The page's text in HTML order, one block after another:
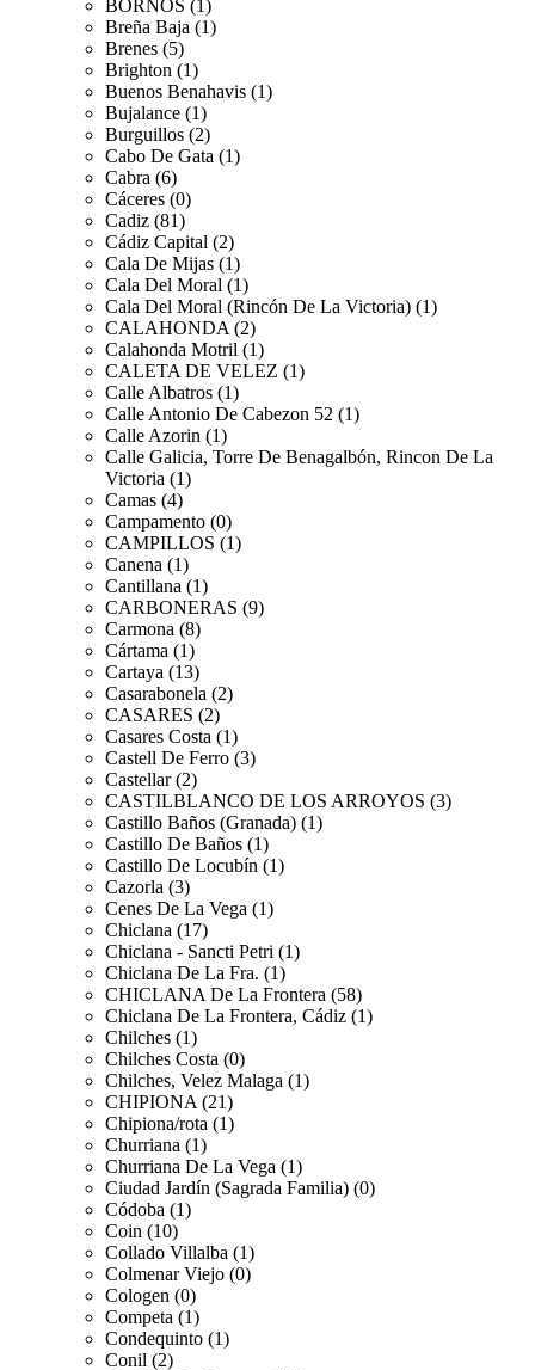
BORNOS (1)
Breña Baja (1)
Brenes (5)
Brighton (1)
Buenos Benahavis (1)
Bujalance (1)
Burguillos (2)
Cabo De Gata (1)
Cabra (6)
Cáceres (0)
Cadiz (81)
Cádiz Capital (2)
Cala De Mijas (1)
Cala Del Moral (1)
Cala Del Moral (Rincón De La Victoria) (1)
CALAHONDA (2)
Calahonda Motril (1)
CALETA DE VELEZ (1)
Calle Albatros (1)
Calle Antonio De Cabezon 52 (1)
Calle Azorin (1)
Calle Galicia, Torre De Benagalbón, Rincon De La
Victoria (1)
Camas (4)
Campamento (0)
CAMPILLOS (1)
Canena (1)
Cantillana (1)
CARBONERAS (9)
Carmona (8)
Cártama (1)
Cartaya (13)
Casarabonela (2)
CASARES (2)
Casares Costa (1)
Castell De Ferro (3)
Castellar (2)
CASTILBLANCO DE LOS ARROYOS (3)
Castillo Baños (Granada) (1)
Castillo De Baños (1)
Castillo De Locubín (1)
Cazorla (3)
Cenes De La Vega (1)
Chiclana (17)
Chiclana - Sancti Petri (1)
Chiclana De La Fra. (1)
CHICLANA De La Frontera (58)
Chiclana De La Frontera, Cádiz (1)
Chilches (1)
Chilches Costa (0)
Chilches, Velez Malaga (1)
CHIPIONA (21)
Chipiona/rota (1)
Churriana (1)
Churriana De La Vega (1)
Ciudad Jardín (Sagrada Familia) (0)
Códoba (1)
Coin (10)
Collado Villalba (1)
Colmenar Viejo (0)
Cologen (0)
Competa (1)
Condequinto (1)
Conil (2)